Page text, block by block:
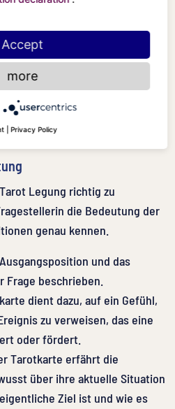
Position:
Tarotkarte gelegt, während
Die neunte Karte muss
Die zehnte Tarotkarte
gelegt. Die Karten
in Bezug auf die
Legung richtig zu
die Bedeutung der
genau kennen.
und das
Frage beschrieben.
dient dazu, auf ein Gefühl,
zu verweisen, das eine
oder fördert.
Tarotkarte erfährt die
über ihre aktuelle Situation
Ziel ist und wie es
Accept
more
Privacy Policy